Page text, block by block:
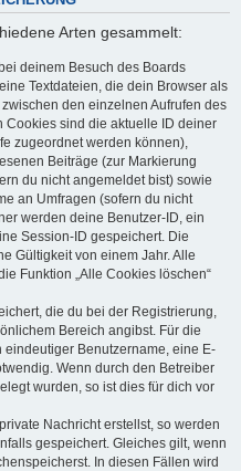
Arten gesammelt:
deinem Besuch des Boards
Textdateien, die dein Browser als
den einzelnen Aufrufen des
Cookies sind die aktuelle ID deiner
zugeordnet werden können),
Beiträge (zur Markierung
du nicht angemeldet bist) sowie
an Umfragen (sofern du nicht
werden deine Benutzer-ID, ein
Session-ID gespeichert. Die
Gültigkeit von einem Jahr. Alle
Funktion „Alle Cookies löschen“
die du bei der Registrierung,
Bereich angibst. Für die
Benutzername, eine E-
Wenn durch den Betreiber
wurden, so ist dies für dich vor
Nachricht erstellst, so werden
gespeichert. Gleiches gilt, wenn
In diesen Fällen wird